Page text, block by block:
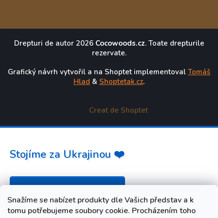
Snažíme se nabízet produkty dle Vašich představ a k
tomu potřebujeme soubory cookie. Procházením toho
Drepturi de autor 2026 Cocowoods.cz. Toate drepturile
rezervate.
Grafický návrh vytvořil a na Shoptet implementoval Tomáš
Hlad & Shoptetak.cz.
Creat de Shoptet
Stojíme za Ukrajinou ❤️